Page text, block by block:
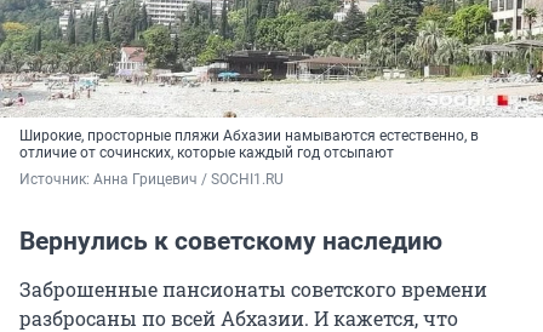
Широкие, просторные пляжи Абхазии намываются естественно, в
отличие от сочинских, которые каждый год отсыпают
Источник: Анна Грицевич / SOCHI1.RU
Вернулись к советскому наследию
Заброшенные пансионаты советского времени
разбросаны по всей Абхазии. И кажется, что